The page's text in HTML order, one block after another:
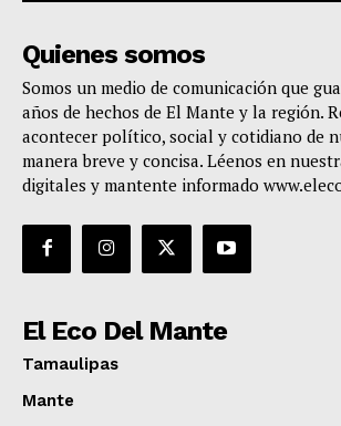
Quienes somos
Somos un medio de comunicación que
años de hechos de El Mante y la región.
acontecer político, social y cotidiano de
manera breve y concisa. Léenos en
digitales y mantente informado
El Eco Del Mante
Tamaulipas
Mante